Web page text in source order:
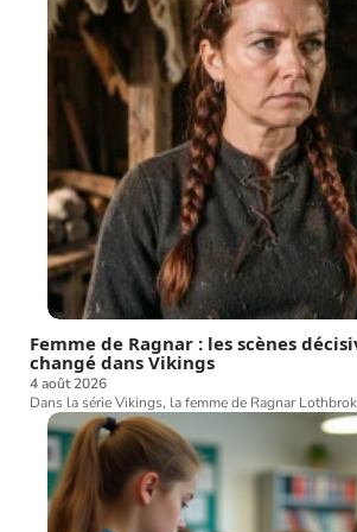
Femme de Ragnar : les scènes
changé dans Vikings
4 août 2026
Dans la série Vikings, la femme de Ragnar